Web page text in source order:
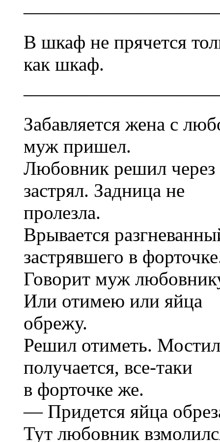
В шкаф не прячется
как шкаф.
Забавляется жена с
муж пришел.
Любовник решил через
застрял. Задница не
пролезла.
Врывается
застрявшего в
Говорит муж
Или отимею или яйца
обрежу.
Решил отиметь.
получается, все-таки
в форточке же.
— Придется яйца
Тут любовник